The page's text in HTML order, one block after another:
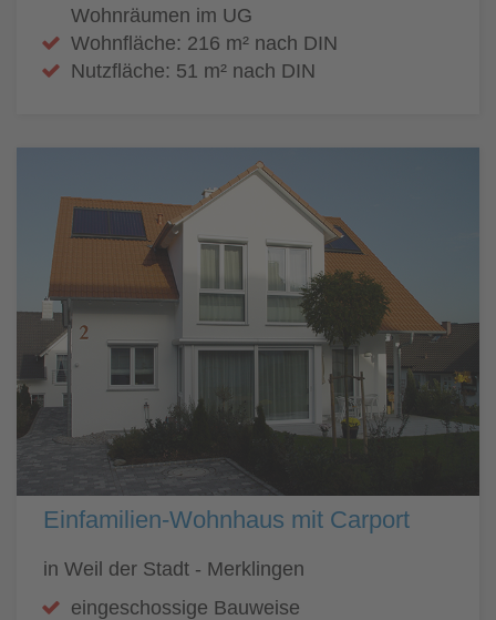
Wohnräumen im UG
Wohnfläche: 216 m² nach DIN
Nutzfläche: 51 m² nach DIN
Einfamilien-Wohnhaus mit Carport
in Weil der Stadt - Merklingen
eingeschossige Bauweise